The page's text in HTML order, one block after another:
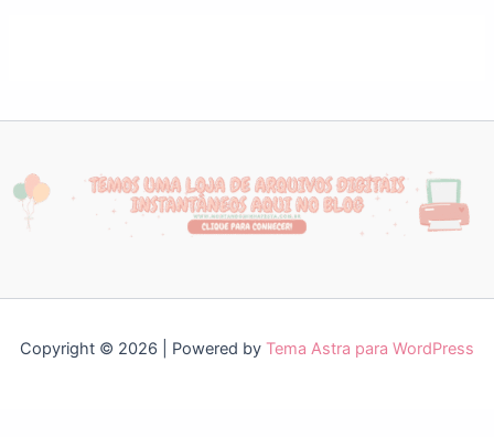
Copyright © 2026 | Powered by Tema Astra para WordPress